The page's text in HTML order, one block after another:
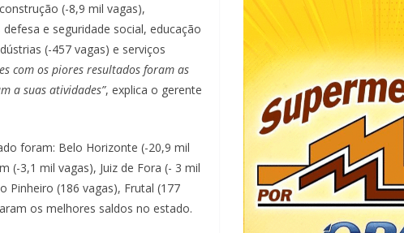
(-8,9 mil vagas),
e seguridade social, educação
(-457 vagas) e serviços
com os piores resultados foram as
a suas atividades”, explica o gerente
foram: Belo Horizonte (-20,9 mil
(-3,1 mil vagas), Juiz de Fora (- 3 mil
Pinheiro (186 vagas), Frutal (177
os melhores saldos no estado.